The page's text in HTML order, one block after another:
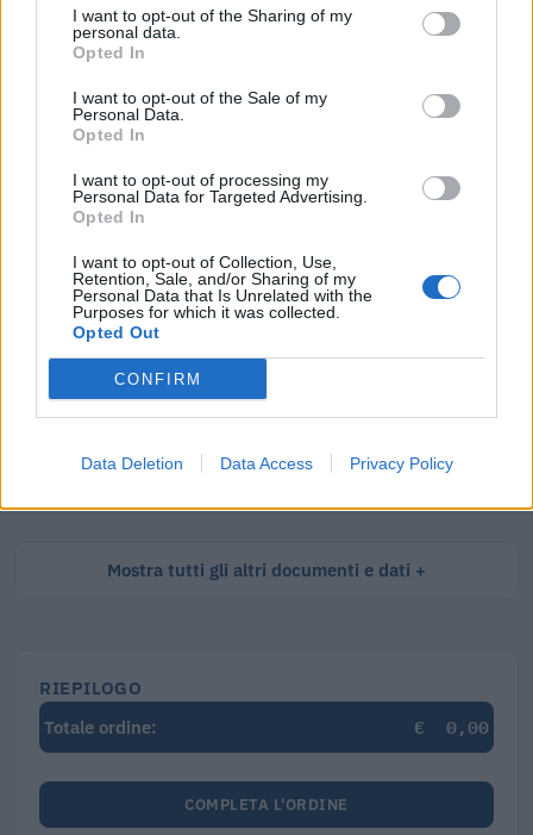
I want to opt-out of the Sharing of my
personal data.
Opted In
I want to opt-out of the Sale of my
Personal Data.
Opted In
I want to opt-out of processing my
Personal Data for Targeted Advertising.
Opted In
I want to opt-out of Collection, Use,
Retention, Sale, and/or Sharing of my
Personal Data that Is Unrelated with the
Purposes for which it was collected.
Opted Out
CONFIRM
Data Deletion Data Access Privacy Policy
Tutti i documenti e servizi disponibili →
Documenti più richiesti
€ 5,39 IVA inclusa
Visure Camerali - Storico Società di Persone
€ 6,98 IVA inclusa
Mostra tutti gli altri documenti e dati
RIEPILOGO
Totale ordine:
€ 0,00
COMPLETA L'ORDINE